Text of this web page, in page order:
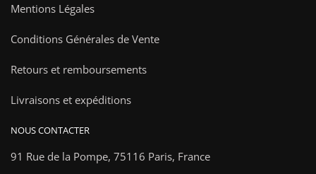
Mentions Légales
Conditions Générales de Vente
Retours et remboursements
Livraisons et expéditions
NOUS CONTACTER
91 Rue de la Pompe, 75116 Paris, France